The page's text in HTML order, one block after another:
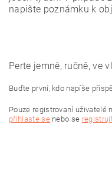
napište poznámku k
Perte jemně, ručně, ve
Buďte první, kdo napíše
Pouze registrovaní uživatelé
přihlaste senebo se